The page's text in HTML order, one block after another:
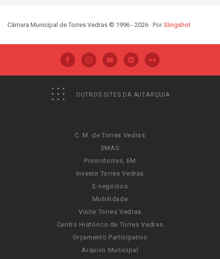
Câmara Municipal de Torres Vedras © 1996 - 2026 · PorSlingshot
OUTROS SITES DA AUTARQUIA
C. M. de Torres Vedras
SMAS
Promotorres, EM
Investir Torres Vedras
E-negócios
Mobilidade
Visite Torres Vedras
Centro Histórico de Torres Vedras
Orçamento Participativo
Arquivo Municipal